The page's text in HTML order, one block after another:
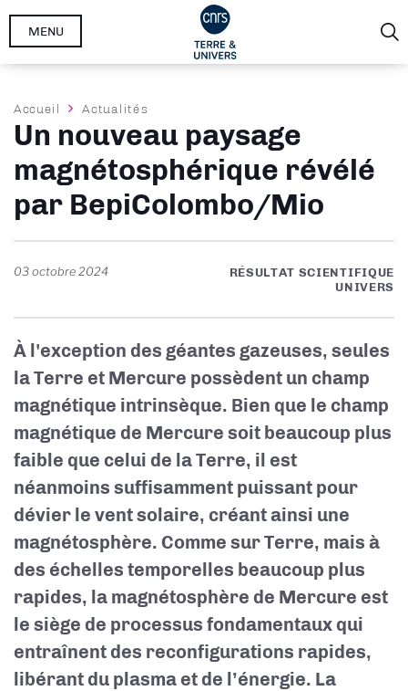
Aller
MENU
Fil
d'Ariane
Accueil Actualités
Un nouveau paysage
magnétosphérique révélé
par BepiColombo/Mio
03 octobre 2024
RÉSULTAT SCIENTIFIQUE
UNIVERS
À l'exception des géantes gazeuses, seules
la Terre et Mercure possèdent un champ
magnétique intrinsèque. Bien que le champ
magnétique de Mercure soit beaucoup plus
faible que celui de la Terre, il est
néanmoins suffisamment puissant pour
dévier le vent solaire, créant ainsi une
magnétosphère. Comme sur Terre, mais à
des échelles temporelles beaucoup plus
rapides, la magnétosphère de Mercure est
le siège de processus fondamentaux qui
entraînent des reconfigurations rapides,
libérant du plasma et de l’énergie. La